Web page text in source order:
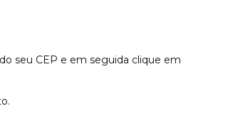
seu CEP e em seguida clique em